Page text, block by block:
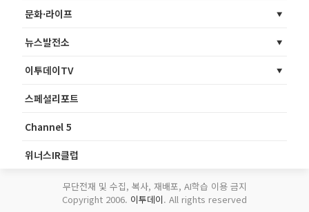
문화·라이프
뉴스발전소
이투데이TV
스페셜리포트
Channel 5
위너스IR클럽
무단전재 및 수집, 복사, 재배포, AI학습 이용 금지
Copyright 2006. 이투데이. All rights reserved